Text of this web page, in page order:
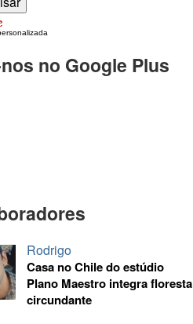
no Google Plus
Rodrigo
Casa no Chile do estúdio
Plano Maestro integra floresta
circundante